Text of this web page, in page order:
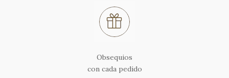
Obsequios
con cada pedido